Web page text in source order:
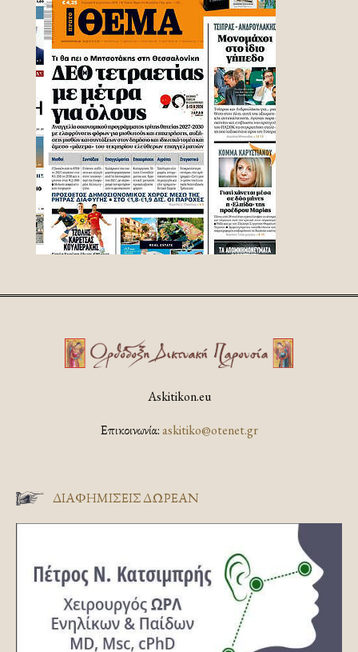
Askitikon.eu
Επικοινωνία:askitiko@otenet.gr
ΔΙΑΦΗΜΊΣΕΙΣ ΔΩΡΕΆΝ